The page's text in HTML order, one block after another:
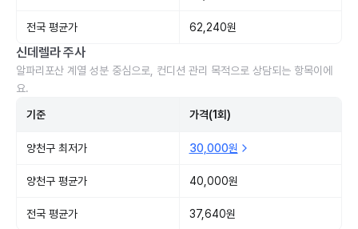
전국 평균가 62,240원
신데렐라 주사
알파리포산 계열 성분 중심으로, 컨디션 관리 목적으로 상담되는 항목이에
요.
기준 가격(1회)
양천구 최저가 30,000원
양천구 평균가 40,000원
전국 평균가 37,640원